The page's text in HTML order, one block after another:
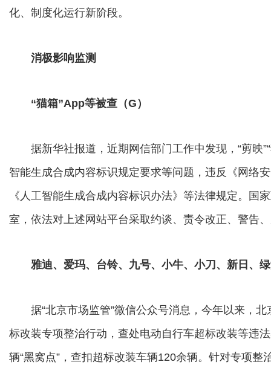
化、制度化运行新阶段。
消极影响监测
“猫箱”App等被查（G）
据新华社报道，近期网信部门工作中发现，“剪映”“
智能生成合成内容标识规定要求等问题，违反《网络
《人工智能生成合成内容标识办法》等法律规定。国
室，依法对上述网站平台采取约谈、责令改正、警告
雅迪、爱玛、台铃、九号、小牛、小刀、新日、
据“北京市场监管”微信公众号消息，今年以来，北
标改装专项整治行动，查处电动自行车超标改装等违
辆“黑窝点”，查扣超标改装车辆120余辆。针对专项